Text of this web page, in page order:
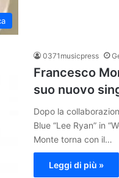
0371musicpress
Francesco
suo nuovo
Dopo la
Blue “Lee Ryan” in
Monte torna con il…
Leggi di più »